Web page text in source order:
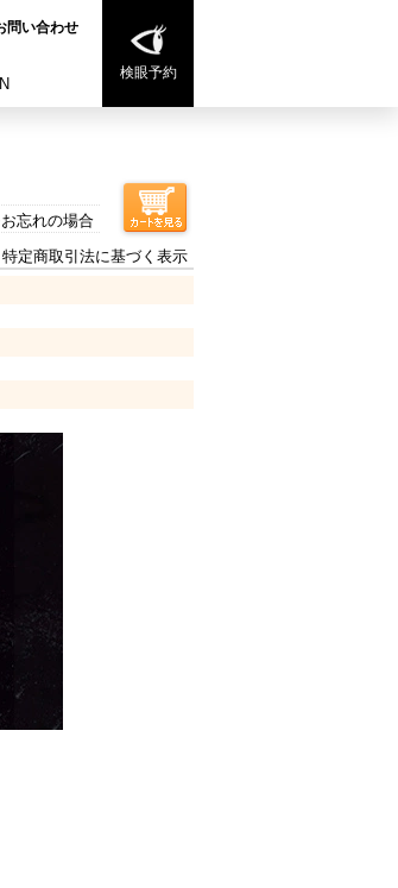
問い合わせ
検眼予約
忘れの場合
特定商取引法に基づく表示